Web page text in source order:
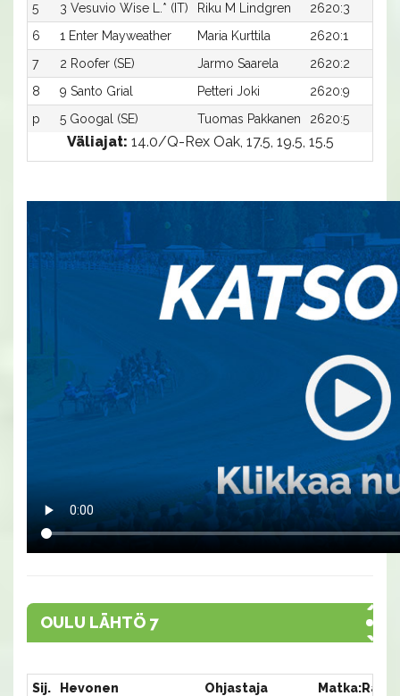
5
3 Vesuvio Wise L.* (IT) Riku M Lindgren 2620:3
6
1 Enter Mayweather Maria Kurttila 2620:1
7
2 Roofer (SE) Jarmo Saarela 2620:2
8
9 Santo Grial Petteri Joki 2620:9
p
5 Googal (SE) Tuomas Pakkanen 2620:5
Väliajat: 14.0/Q-Rex Oak, 17.5, 19.5, 15.5
OULU LÄHTÖ 7
Sij. Hevonen Ohjastaja
Matka:Rata